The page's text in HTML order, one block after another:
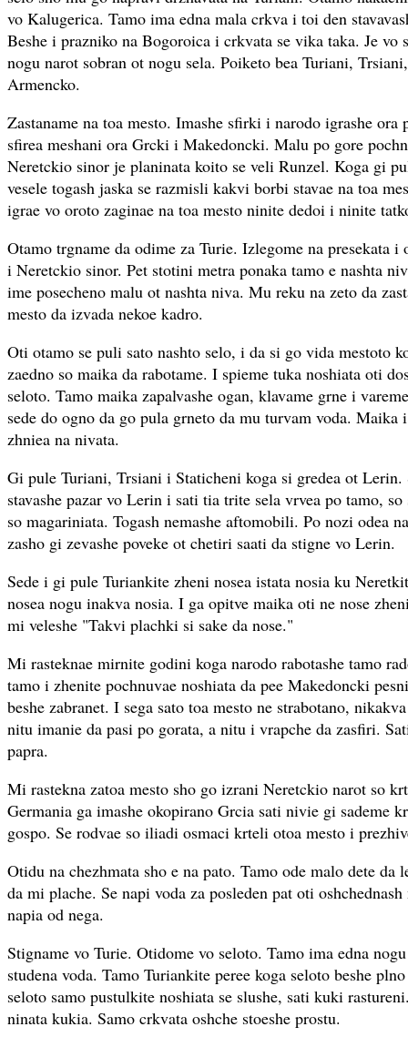
vo Kalugerica. Tamo ima edna mala crkva i toi den
Beshe i prazniko na Bogoroica i crkvata se vika taka. Je vo
nogu narot sobran ot nogu sela. Poiketo bea Turiani,
Armencko.
Zastaname na toa mesto. Imashe sfirki i narodo igrashe
sfirea meshani ora Grcki i Makedoncki. Malu po gore
Neretckio sinor je planinata koito se veli Runzel. Koga gi
vesele togash jaska se razmisli kakvi borbi stavae na toa
igrae vo oroto zaginae na toa mesto ninite dedoi i ninite
Otamo trgname da odime za Turie. Izlegome na presekata i
i Neretckio sinor. Pet stotini metra ponaka tamo e nashta
ime posecheno malu ot nashta niva. Mu reku na zeto da
mesto da izvada nekoe kadro.
Oti otamo se puli sato nashto selo, i da si go vida mestoto
zaedno so maika da rabotame. I spieme tuka noshiata oti
seloto. Tamo maika zapalvashe ogan, klavame grne i
sede do ogno da go pula grneto da mu turvam voda. Maika
zhniea na nivata.
Gi pule Turiani, Trsiani i Staticheni koga si gredea ot Lerin.
stavashe pazar vo Lerin i sati tia trite sela vrvea po tamo,
so magariniata. Togash nemashe aftomobili. Po nozi odea
zasho gi zevashe poveke ot chetiri saati da stigne vo Lerin.
Sede i gi pule Turiankite zheni nosea istata nosia ku
nosea nogu inakva nosia. I ga opitve maika oti ne nose
mi veleshe "Takvi plachki si sake da nose."
Mi rasteknae mirnite godini koga narodo rabotashe tamo
tamo i zhenite pochnuvae noshiata da pee Makedoncki
beshe zabranet. I sega sato toa mesto ne strabotano,
nitu imanie da pasi po gorata, a nitu i vrapche da zasfiri.
papra.
Mi rastekna zatoa mesto sho go izrani Neretckio narot so
Germania ga imashe okopirano Grcia sati nivie gi sademe
gospo. Se rodvae so iliadi osmaci krteli otoa mesto i
Otidu na chezhmata sho e na pato. Tamo ode malo dete da
da mi plache. Se napi voda za posleden pat oti
napia od nega.
Stigname vo Turie. Otidome vo seloto. Tamo ima edna
studena voda. Tamo Turiankite peree koga seloto beshe
seloto samo pustulkite noshiata se slushe, sati kuki
ninata kukia. Samo crkvata oshche stoeshe prostu.